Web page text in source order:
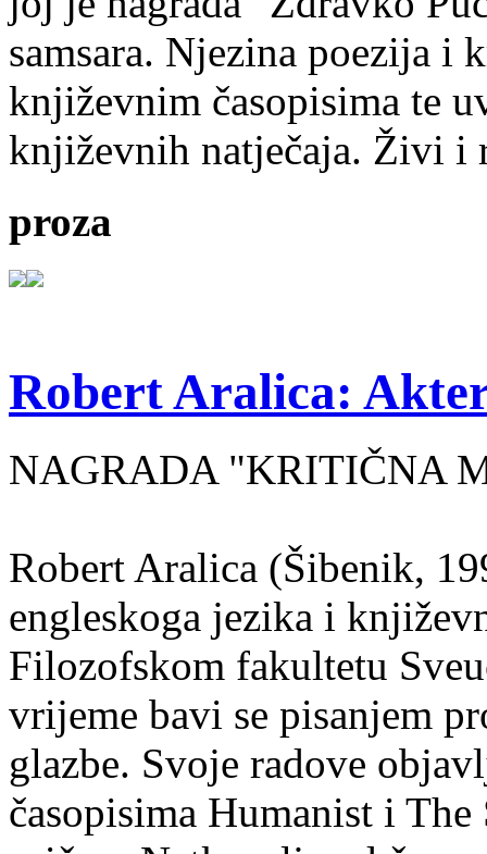
samsara. Njezina poezija i
književnim časopisima te
književnih natječaja. Živi i
proza
Robert Aralica:
NAGRADA "KRITIČNA
Robert Aralica (Šibenik,
engleskoga jezika i
Filozofskom fakultetu
vrijeme bavi se pisanjem
glazbe. Svoje radove
časopisima Humanist i